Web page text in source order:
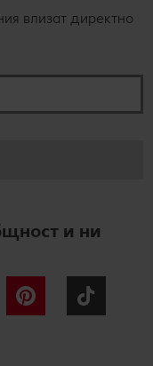
влизат директно
и ни
Pinterest